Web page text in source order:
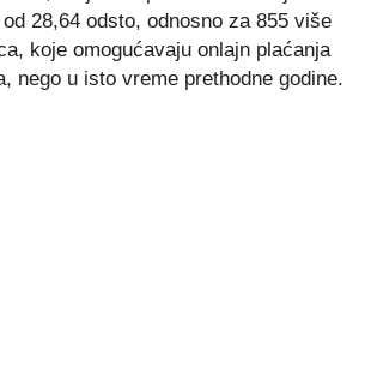
28,64 odsto, odnosno za 855 više
koje omogućavaju onlajn plaćanja
nego u isto vreme prethodne godine.